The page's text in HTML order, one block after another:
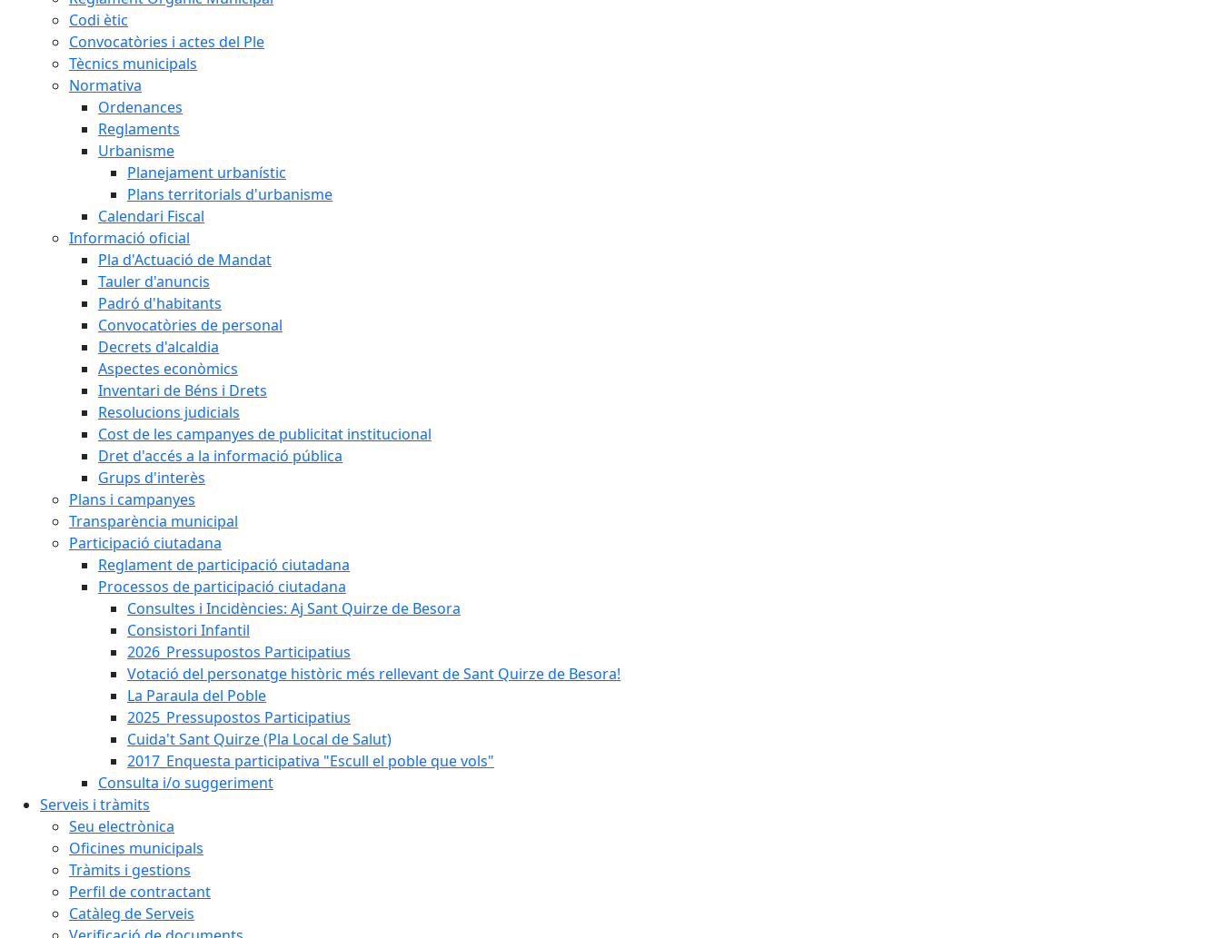
Codi ètic
Convocatòries i actes del Ple
Tècnics municipals
Normativa
Ordenances
Reglaments
Urbanisme
Planejament urbanístic
Plans territorials d'urbanisme
Calendari Fiscal
Informació oficial
Pla d'Actuació de Mandat
Tauler d'anuncis
Padró d'habitants
Convocatòries de personal
Decrets d'alcaldia
Aspectes econòmics
Inventari de Béns i Drets
Resolucions judicials
Cost de les campanyes de publicitat institucional
Dret d'accés a la informació pública
Grups d'interès
Plans i campanyes
Transparència municipal
Participació ciutadana
Reglament de participació ciutadana
Processos de participació ciutadana
Consultes i Incidències: Aj Sant Quirze de Besora
Consistori Infantil
2026_Pressupostos Participatius
Votació del personatge històric més rellevant de Sant Quirze de Besora!
La Paraula del Poble
2025_Pressupostos Participatius
Cuida't Sant Quirze (Pla Local de Salut)
2017_Enquesta participativa "Escull el poble que vols"
Consulta i/o suggeriment
Serveis i tràmits
Seu electrònica
Oficines municipals
Tràmits i gestions
Perfil de contractant
Catàleg de Serveis